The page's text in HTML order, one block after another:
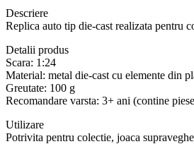
Descriere
Replica auto tip die-cast realizata pentru
Detalii produs
Scara: 1:24
Material: metal die-cast cu elemente din
Greutate: 100 g
Recomandare varsta: 3+ ani (contine
Utilizare
Potrivita pentru colectie, joaca